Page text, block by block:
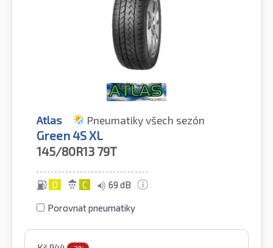
Atlas Pneumatiky všech sezón
Green 4S XL
145/80R13 79T
D C 69 dB
Porovnat pneumatiky